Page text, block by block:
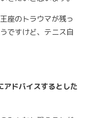
座のトラウマが残っ
ですけど、テニス自
ドバイスするとした